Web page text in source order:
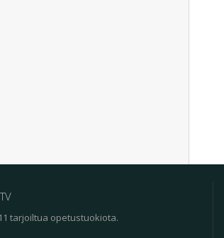
tarjoiltua opetustuokiota.